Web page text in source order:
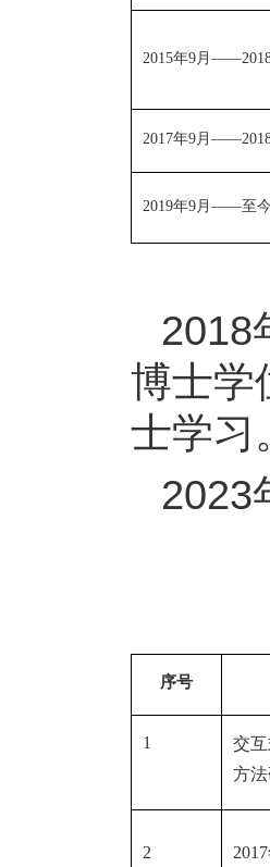
2015年9 月——
2017年9 月——
2019年9 月——至今
2018
博士学
士学习
2023
序号
1
交
方
2 2017